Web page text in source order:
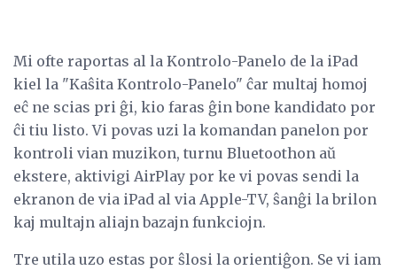
Mi ofte raportas al la Kontrolo-Panelo de la iPad
kiel la "Kaŝita Kontrolo-Panelo" ĉar multaj homoj
eĉ ne scias pri ĝi, kio faras ĝin bone kandidato por
ĉi tiu listo. Vi povas uzi la komandan panelon por
kontroli vian muzikon, turnu Bluetoothon aŭ
ekstere, aktivigi AirPlay por ke vi povas sendi la
ekranon de via iPad al via Apple-TV, ŝanĝi la brilon
kaj multajn aliajn bazajn funkciojn.
Tre utila uzo estas por ŝlosi la orientiĝon. Se vi iam